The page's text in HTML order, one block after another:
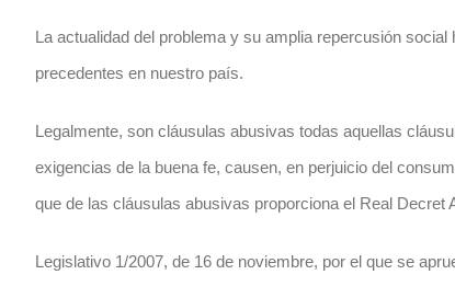
La actualidad del problema y su amplia repercusión
precedentes en nuestro país.
Legalmente, son cláusulas abusivas todas aquellas
exigencias de la buena fe, causen, en perjuicio del
que de las cláusulas abusivas proporciona el Real
Legislativo 1/2007, de 16 de noviembre, por el que se